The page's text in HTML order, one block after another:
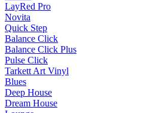
LayRed Pro
Novita
Quick Step
Balance Click
Balance Click Plus
Pulse Click
Tarkett Art Vinyl
Blues
Deep House
Dream House